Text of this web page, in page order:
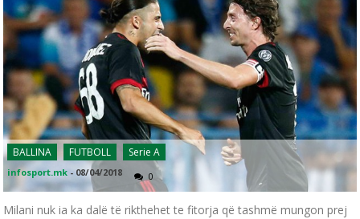
BALLINA FUTBOLL Serie A
infosport.mk - 08/04/2018 0
Milani nuk ia ka dalë të rikthehet te fitorja që tashmë mungon prej